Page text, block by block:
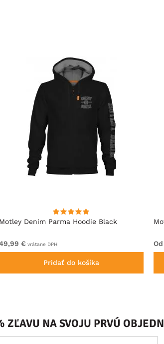
Motley Denim Parma Hoodie Black
€ vrátane DPH
Pridať do košíka
NA SVOJU PRVÚ